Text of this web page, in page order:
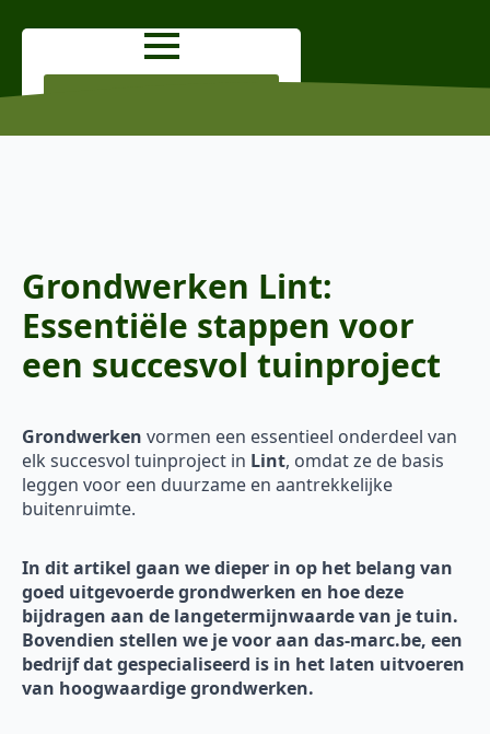
Grondwerken Lint:
Essentiële stappen voor
een succesvol tuinproject
Grondwerken vormen een essentieel onderdeel van
elk succesvol tuinproject in Lint, omdat ze de basis
leggen voor een duurzame en aantrekkelijke
buitenruimte.
In dit artikel gaan we dieper in op het belang van
goed uitgevoerde grondwerken en hoe deze
bijdragen aan de langetermijnwaarde van je tuin.
Bovendien stellen we je voor aan das-marc.be, een
bedrijf dat gespecialiseerd is in het laten uitvoeren
van hoogwaardige grondwerken.